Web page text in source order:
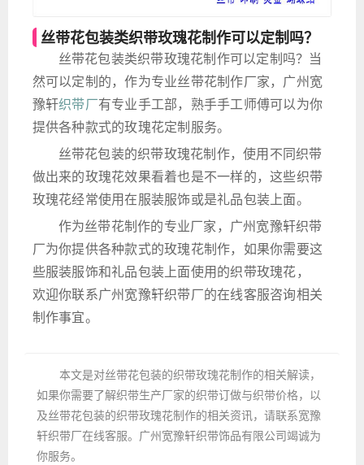
丝带花包装类织带玫瑰花制作可以定制吗？
丝带花包装类织带玫瑰花制作可以定制吗？当
然可以定制的，作为专业丝带花制作厂家，广州宽
豫轩织带厂有专业手工部，熟手手工师傅可以为你
提供各种款式的玫瑰花定制服务。
丝带花包装的织带玫瑰花制作，使用不同织带
做出来的玫瑰花效果看着也是不一样的，这些织带
玫瑰花经常使用在服装服饰或是礼品包装上面。
作为丝带花制作的专业厂家，广州宽豫轩织带
厂为你提供各种款式的玫瑰花制作，如果你需要这
些服装服饰和礼品包装上面使用的织带玫瑰花，
欢迎你联系广州宽豫轩织带厂的在线客服咨询相关
制作事宜。
本文是对丝带花包装的织带玫瑰花制作的相关解读，
如果你需要了解织带生产厂家的织带订做与织带价格，以
及丝带花包装的织带玫瑰花制作的相关资讯，请联系宽豫
轩织带厂在线客服。广州宽豫轩织带饰品有限公司竭诚为
你服务。